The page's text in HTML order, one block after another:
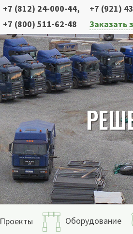
+7 (812) 24-000-44, +7 (921)
+7 (800) 511-62-48
Заказать
Проекты Оборудование